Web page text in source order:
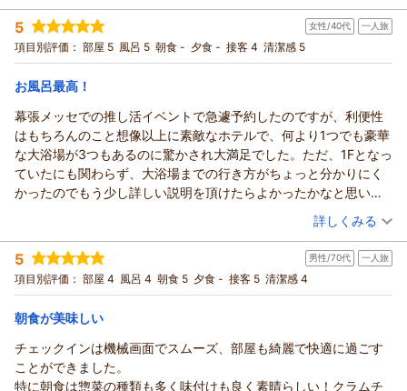
しく存じます。
これからも快適にお過ごしいただける様努めてまいります。
またのご来館をスタッフ一同心よりお待ちしております。ご投
稿ありがとうございました。
フロント 一條
宿泊時期： 2026年07月宿泊 (出張)
投稿者： とし坊さん
宿泊プラン： 【じゃらんスペシャルウィーク】朝食付き 部屋タイプはおま
かせ※リクエスト不可
その他 朝のみ
宿泊価格帯： 7,001～8,000円(大人一人あたり/税込)
アパホテル＆リゾート〈東京ベイ幕張〉からの返信
この度はアパホテル＆リゾート〈東京ベイ幕張〉にご宿泊いた
だきまして誠にありがとうございます。
朝食で千葉県産の食材をお楽しみいただけた事、大変嬉しく思
います。
大浴場でものんびりとお過ごしいただけ何よりでございます。
今後も快適にお過ごしいただける様、サービス向上に努めてま
いります。
またのご来館をスタッフ一同心よりお待ちしております。ご投
稿ありがとうございました。
フロント 一條
5 女性/40代 一人旅
項目別評価： 部屋 5 風呂 5 朝食 - 夕食 - 接客 4 清潔感 5
お風呂最高！
幕張メッセでの推し活イベントで急遽予約したのですが、利便性
はもちろんのこと想像以上に素敵なホテルで、何より1つでも豪華
な大浴場が3つもあるのに驚かされ大満足でした。ただ、1Fとなっ
ていたにも関わらず、大浴場までの行き方がちょっと分かりにく
かったのでもう少し詳しい説明を頂けたらよかったかなと思いま
（投稿日：2026/07/25）
宿泊時期： 2026年07月宿泊 (一人旅)
投稿者： もんもんさん
宿泊プラン： 【じゃらんスペシャルウィーク】素泊まり 部屋タイプおまかせ
※リクエスト不可
その他 食事なし
宿泊価格帯： 5,001～6,000円(大人一人あたり/税込)
アパホテル＆リゾート〈東京ベイ幕張〉からの返信
この度はアパホテル＆リゾート〈東京ベイ幕張〉にご宿泊いた
詳しくみる
5 男性/70代 一人旅
項目別評価： 部屋 4 風呂 4 朝食 5 夕食 - 接客 5 清潔感 4
朝食が美味しい
チェックインは機械画面でスムーズ、部屋も綺麗で快適に過ごす
ことができました。
特に朝食は惣菜の種類も多く味付けも良く素晴らしい！クラムチ